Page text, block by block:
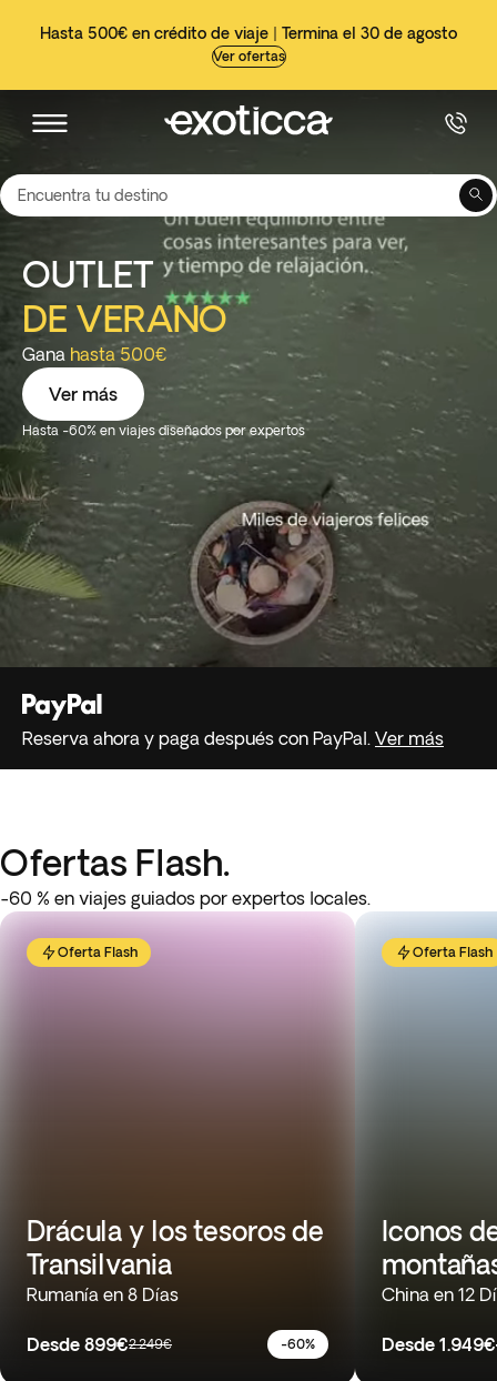
Hasta 500€ en crédito de viaje | Termina el 30 de agosto
Ver ofertas
OUTLET
DE VERANO
Gana hasta 500€
Ver más
Hasta -60% en viajes diseñados por expertos
Encuentra tu destino
Reserva ahora y paga después con PayPal. Ver más
Ofertas Flash.
-60 % en viajes guiados por expertos locales.
Oferta Flash
Drácula y los tesoros de
Transilvania
Rumanía en 8 Días
Desde 899€2.249€ -60%
Oferta Flash
Iconos
China en 12
Desde 1.949€